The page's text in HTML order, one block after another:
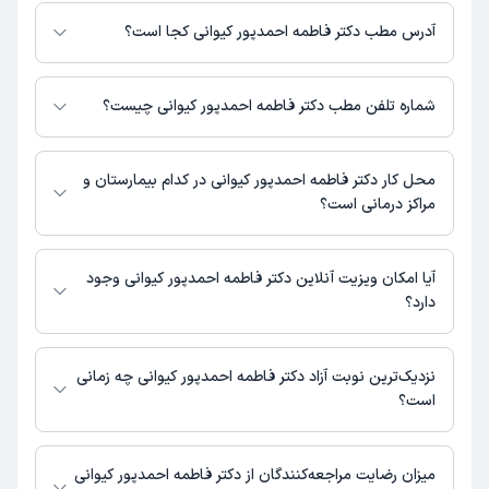
تماس بگیرید.
آدرس مطب دکتر فاطمه احمدپور کیوانی کجا است؟
اطلاعات مربوط به آدرس مطب دکتر فاطمه احمدپور کیوانی در حال حاضر در
دسترس نیست. برای دریافت اطلاعات دقیق‌تر، لطفاً با مطب تماس بگیرید.
شماره تلفن مطب دکتر فاطمه احمدپور کیوانی چیست؟
شماره تماس مطب دکتر فاطمه احمدپور کیوانی در حال حاضر در این صفحه
ثبت نشده است.
محل کار دکتر فاطمه احمدپور کیوانی در کدام بیمارستان و
مراکز درمانی است؟
اطلاعاتی درباره محل فعالیت دکتر فاطمه احمدپور کیوانی در مراکز درمانی در
دسترس نیست.
آیا امکان ویزیت آنلاین دکتر فاطمه احمدپور کیوانی وجود
دارد؟
در حال حاضر اطلاعاتی درباره ارائه ویزیت آنلاین توسط دکتر فاطمه احمدپور
کیوانی در دسترس نیست. برای دریافت اطلاعات دقیق‌تر، لطفاً با مطب تماس
بگیرید.
نزدیک‌ترین نوبت آزاد دکتر فاطمه احمدپور کیوانی چه زمانی
است؟
دکتر فاطمه احمدپور کیوانی از روز یکشنبه 18 مرداد 1405 بیمار جدید می‌پذیرند.
میزان رضایت مراجعه‌کنندگان از دکتر فاطمه احمدپور کیوانی